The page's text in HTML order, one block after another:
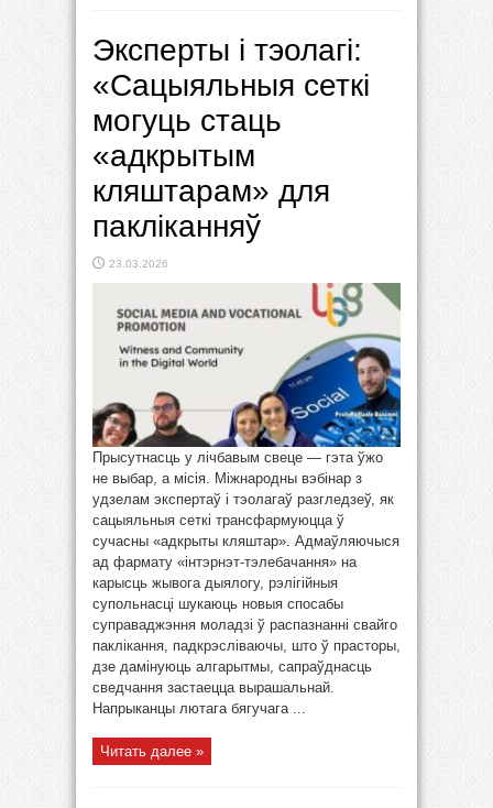
Эксперты і тэолагі:
«Сацыяльныя сеткі
могуць стаць
«адкрытым
кляштарам» для
пакліканняў
23.03.2026
Прысутнасць у лічбавым свеце — гэта ўжо
не выбар, а місія. Міжнародны вэбінар з
удзелам экспертаў і тэолагаў разгледзеў, як
сацыяльныя сеткі трансфармуюцца ў
сучасны «адкрыты кляштар». Адмаўляючыся
ад фармату «інтэрнэт-тэлебачання» на
карысць жывога дыялогу, рэлігійныя
супольнасці шукаюць новыя спосабы
суправаджэння моладзі ў распазнанні свайго
паклікання, падкрэсліваючы, што ў прасторы,
дзе дамінуюць алгарытмы, сапраўднасць
сведчання застаецца вырашальнай.
Напрыканцы лютага бягучага ...
Читать далее »